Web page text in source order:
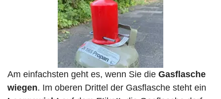
Am einfachsten geht es, wenn Sie die Gasflasche
wiegen. Im oberen Drittel der Gasflasche steht ein